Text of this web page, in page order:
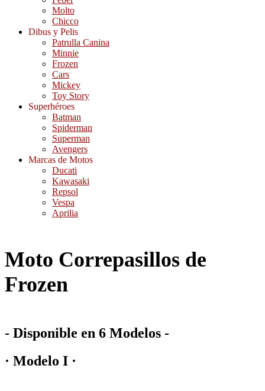
Molto
Chicco
Dibus y Pelis
Patrulla Canina
Minnie
Frozen
Cars
Mickey
Toy Story
Superhéroes
Batman
Spiderman
Superman
Avengers
Marcas de Motos
Ducati
Kawasaki
Repsol
Vespa
Aprilia
Moto Correpasillos de
Frozen
- Disponible en 6 Modelos -
· Modelo I ·